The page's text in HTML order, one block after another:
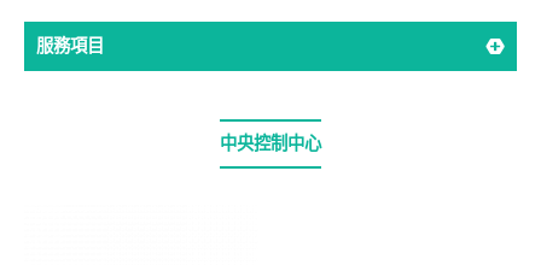
服務項目
中央控制中心